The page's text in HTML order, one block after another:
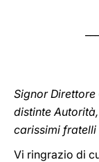
Signor Direttore
distinte Autorità,
carissimi fratelli
Vi ringrazio di